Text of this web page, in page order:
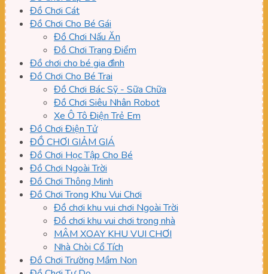
Đồ Chơi Cát
Đồ Chơi Cho Bé Gái
Đồ Chơi Nấu Ăn
Đồ Chơi Trang Điểm
Đồ chơi cho bé gia đình
Đồ Chơi Cho Bé Trai
Đồ Chơi Bác Sỹ - Sữa Chữa
Đồ Chơi Siêu Nhân Robot
Xe Ô Tô Điện Trẻ Em
Đồ Chơi Điện Tử
ĐỒ CHƠI GIẢM GIÁ
Đồ Chơi Học Tập Cho Bé
Đồ Chơi Ngoài Trời
Đồ Chơi Thông Minh
Đồ Chơi Trong Khu Vui Chơi
Đồ chơi khu vui chơi Ngoài Trời
Đồ chơi khu vui chơi trong nhà
MÂM XOAY KHU VUI CHƠI
Nhà Chòi Cổ Tích
Đồ Chơi Trường Mầm Non